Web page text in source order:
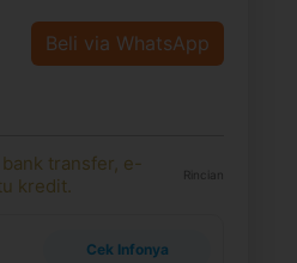
Beli via WhatsApp
transfer, e-
kredit.
Rincian
Cek Infonya